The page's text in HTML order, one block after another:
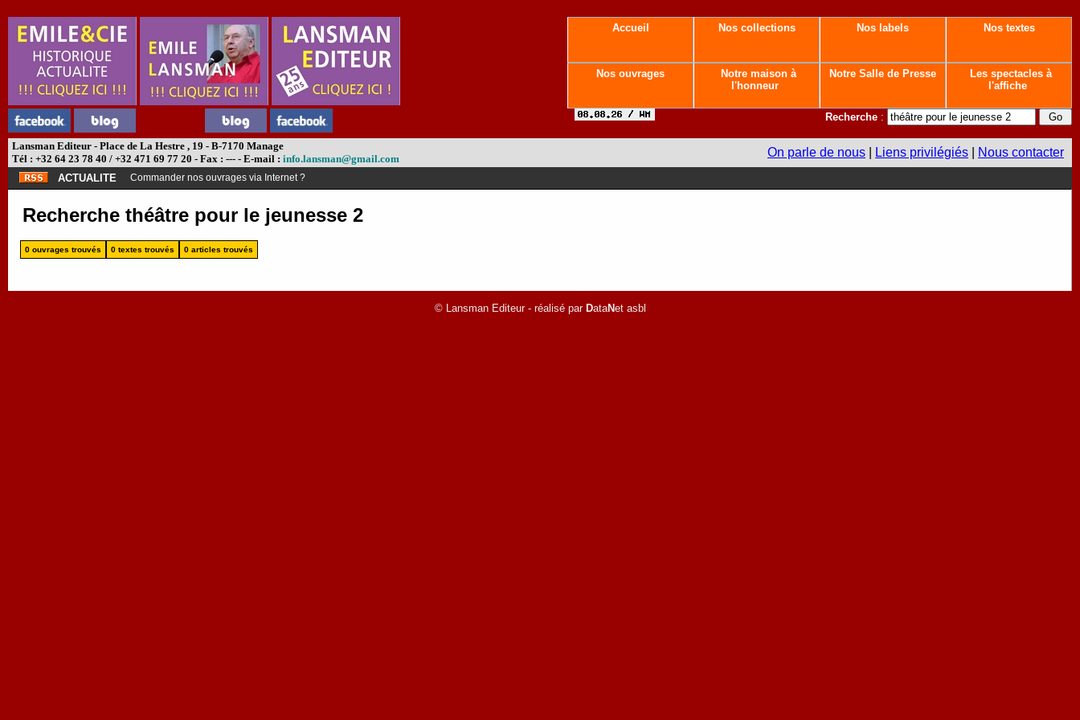
Accueil Nos collections Nos labels Nos textes
Nos ouvrages
Notre maison à
l'honneur
Notre Salle de Presse
Les spectacles à
l'affiche
Recherche :
Lansman Editeur - Place de La Hestre , 19 - B-7170 Manage
Tél : +32 64 23 78 40 / +32 471 69 77 20 - Fax : --- - E-mail : info.lansman@gmail.com On parle de nous Liens privilégiés Nous contacter
ACTUALITE Commander nos ouvrages via Internet ?
Recherche théâtre pour le jeunesse 2
0 ouvrages trouvés 0 textes trouvés 0 articles trouvés
© Lansman Editeur - réalisé par DataNet asbl